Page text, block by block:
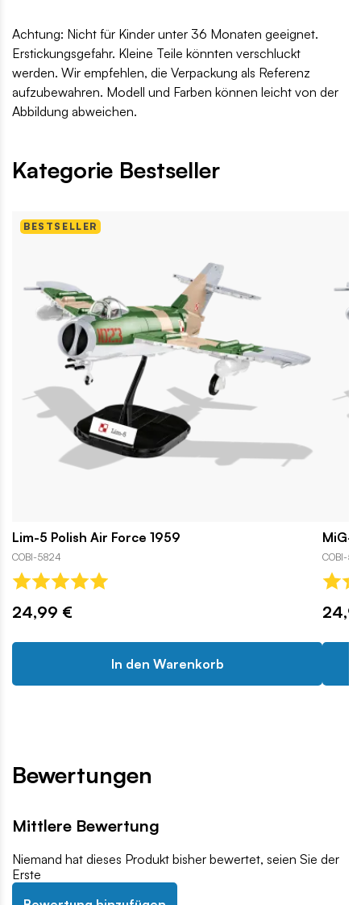
Achtung: Nicht für Kinder unter 36 Monaten geeignet.
Erstickungsgefahr. Kleine Teile könnten verschluckt
werden. Wir empfehlen, die Verpackung als Referenz
aufzubewahren. Modell und Farben können leicht von der
Abbildung abweichen.
Kategorie Bestseller
BESTSELLER
Lim-5 Polish Air Force 1959
COBI-5824
24,99 €
In den Warenkorb
MiG-
COBI-
Bewertungen
Mittlere Bewertung
Niemand hat dieses Produkt bisher bewertet, seien Sie der
Erste